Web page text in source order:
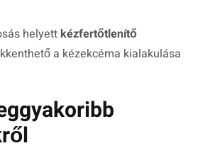
helyett kézfertőtlenítő
a kézekcéma kialakulása